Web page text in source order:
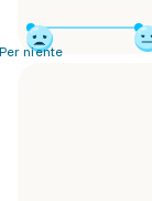
niente